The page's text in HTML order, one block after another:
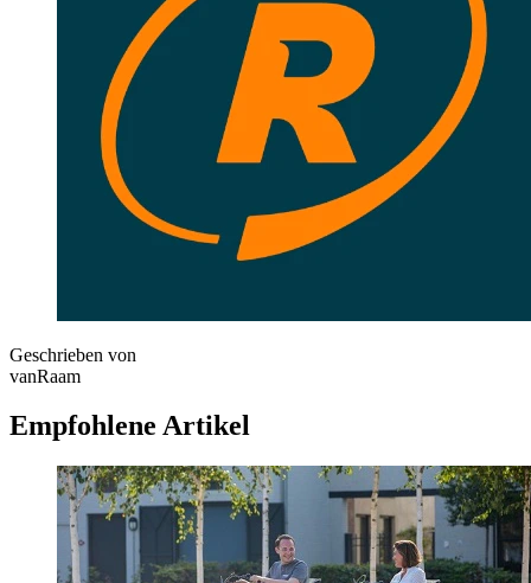
Geschrieben von
vanRaam
Empfohlene Artikel